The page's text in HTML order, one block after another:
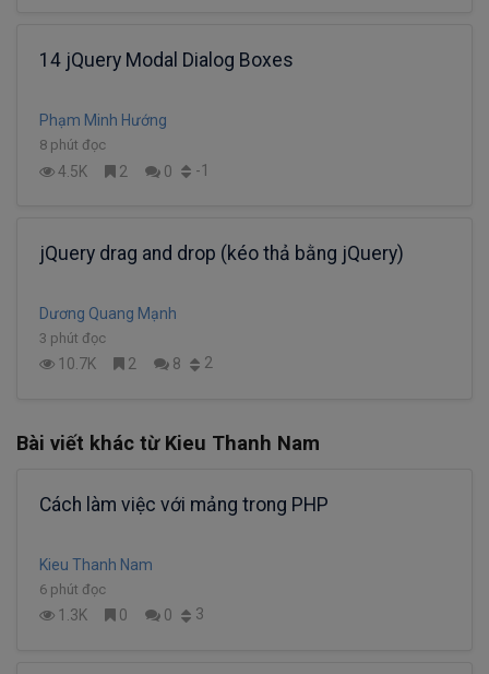
14 jQuery Modal Dialog Boxes
Phạm Minh Hướng
8 phút đọc
4.5K 2 0 -1
jQuery drag and drop (kéo thả bằng jQuery)
Dương Quang Mạnh
3 phút đọc
10.7K 2 8 2
Bài viết khác từ Kieu Thanh Nam
Cách làm việc với mảng trong PHP
Kieu Thanh Nam
6 phút đọc
1.3K 0 0 3